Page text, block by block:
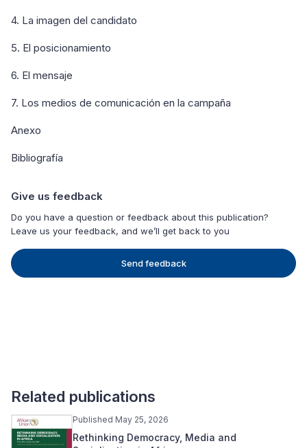
4. La imagen del candidato
5. El posicionamiento
6. El mensaje
7. Los medios de comunicación en la campaña
Anexo
Bibliografía
Give us feedback
Do you have a question or feedback about this publication?
Leave us your feedback, and we’ll get back to you
Send feedback
Related publications
Published May 25, 2026
Rethinking Democracy, Media and